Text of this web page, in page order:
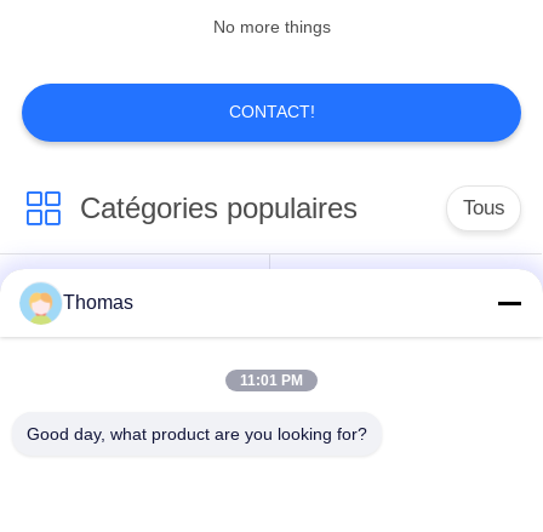
No more things
CONTACT!
Catégories populaires Tous
thermostat ksd301
remise
remise manuelle
thermique
Thomas
11:01 PM
Good day, what product are you looking for?